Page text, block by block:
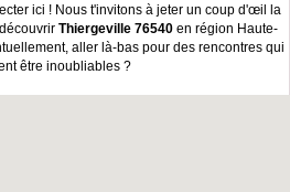
ici ! Nous t'invitons à jeter un coup d'œil la
Thiergeville 76540 en région Haute-
aller là-bas pour des rencontres qui
être inoubliables ?